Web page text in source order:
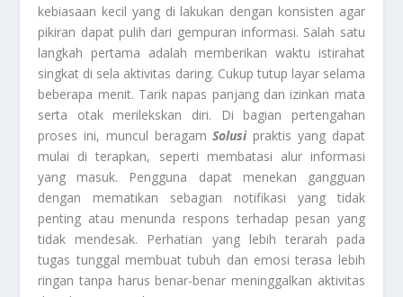
kebiasaan kecil yang di lakukan dengan konsisten agar
pikiran dapat pulih dari gempuran informasi. Salah satu
langkah pertama adalah memberikan waktu istirahat
singkat di sela aktivitas daring. Cukup tutup layar selama
beberapa menit. Tarik napas panjang dan izinkan mata
serta otak merilekskan diri. Di bagian pertengahan
proses ini, muncul beragamSolusipraktis yang dapat
mulai di terapkan, seperti membatasi alur informasi
yang masuk. Pengguna dapat menekan gangguan
dengan mematikan sebagian notifikasi yang tidak
penting atau menunda respons terhadap pesan yang
tidak mendesak. Perhatian yang lebih terarah pada
tugas tunggal membuat tubuh dan emosi terasa lebih
ringan tanpa harus benar-benar meninggalkan aktivitas